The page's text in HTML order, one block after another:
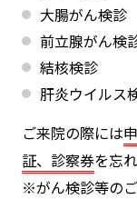
大腸がん検診
前立腺がん検
結核検診
肝炎ウイルス
ご来院の際には
証、診察券を忘
※がん検診等の